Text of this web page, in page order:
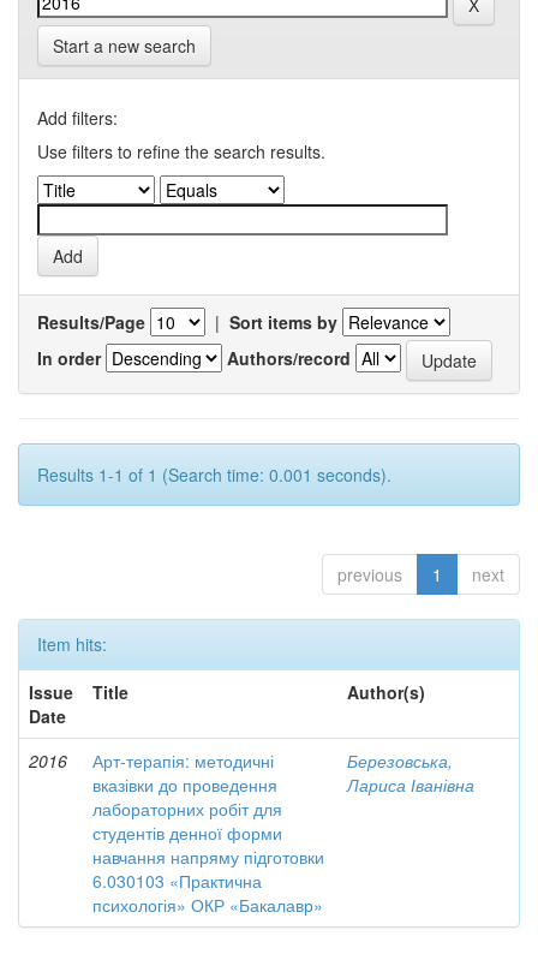
Start a new search
Add filters:
Use filters to refine the search results.
Results/Page | Sort items by
In order
Authors/record
Results 1-1 of 1 (Search time: 0.001 seconds).
previous 1 next
Item hits:
Issue
Date
Title Author(s)
2016
Арт-терапія: методичні
вказівки до проведення
лабораторних робіт для
студентів денної форми
навчання напряму підготовки
6.030103 «Практична
психологія» ОКР «Бакалавр»
Березовська,
Лариса Іванівна